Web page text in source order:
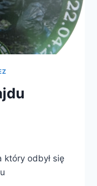
który odbył się